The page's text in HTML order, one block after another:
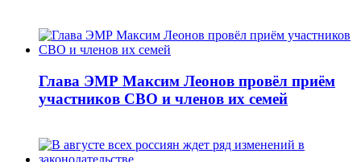
Глава ЭМР Максим Леонов провёл приём
участников СВО и членов их семей